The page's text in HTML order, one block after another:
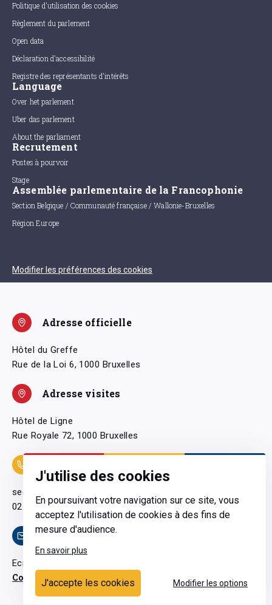
J'utilise des cookies
En poursuivant votre navigation sur ce site, vous
acceptez l'utilisation de cookies à des fins de
mesure d'audience.
En savoir plus
J'accepte les cookies Modifier les options
Politique d'utilisation des cookies
Règlement du parlement
Open data
Déclaration d'accessibilité
Registre des représentants d'intérêts
Language
Over het parlement
Uber das parlement
About the parliament
Recrutement
Postes à pourvoir
Stage
Assemblée parlementaire de la Francophonie
Section Belgique / Communauté française / Wallonie-Bruxelles
Région Europe
Modifier les préférences des cookies
Adresse officielle
Hôtel du Greffe
Rue de la Loi 6, 1000 Bruxelles
Adresse visites
Hôtel de Ligne
Rue Royale 72, 1000 Bruxelles
secretariatgeneral@pfwb.be
02 506 38 11
Contact
Ecrivez-nous
Contactez-nous